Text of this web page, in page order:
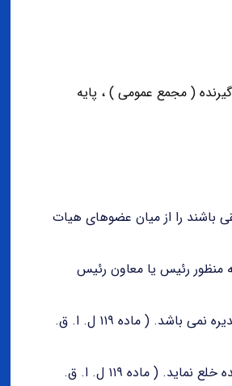
( مجمع عمومی ) ، پایه
را از میان عضوهای هیات
منظور رئیس یا معاون رئیس
زمان مدیریت رئیس و معاون رئیس هیات مدیره بیشتر از زمان عضویت آن ها در هیات مدیره نمی باشد. ( ماده ۱۱۹ ل. ا. ق.
هیات مدیره هر زمان قادر است رئیس و معاون رئیس هیات مدیره را از عنوان های ذکر شده خلع نماید. ( ماده ۱۱۹ ل. ا. ق.